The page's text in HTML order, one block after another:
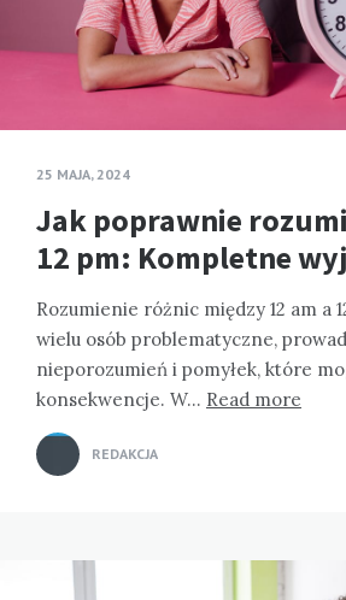
25 MAJA, 2024
Jak poprawnie
12 pm: Kompletne
Rozumienie różnic między 12 am a
wielu osób problematyczne,
nieporozumień i pomyłek, które
konsekwencje. W… Read more
REDAKCJA